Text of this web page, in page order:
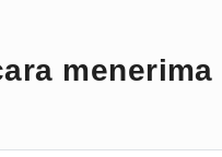
menerima